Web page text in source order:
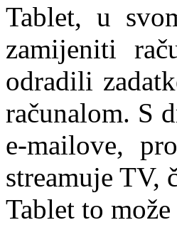
Tablet, u
zamijeniti
odradili
računalom. S
e-mailove,
streamuje TV,
Tablet to